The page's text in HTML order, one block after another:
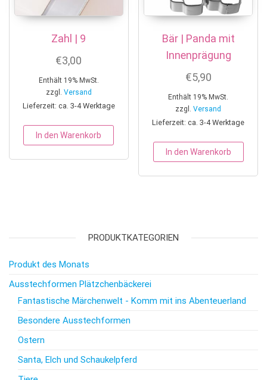
Zahl | 9
€3,00
Enthält 19% MwSt.
zzgl. Versand
Lieferzeit: ca. 3-4 Werktage
In den Warenkorb
Bär | Panda mit
Innenprägung
€5,90
Enthält 19% MwSt.
zzgl.Versand
Lieferzeit: ca. 3-4 Werktage
In den Warenkorb
PRODUKTKATEGORIEN
Produkt des Monats
Ausstechformen Plätzchenbäckerei
Fantastische Märchenwelt - Komm mit ins Abenteuerland
Besondere Ausstechformen
Ostern
Santa, Elch und Schaukelpferd